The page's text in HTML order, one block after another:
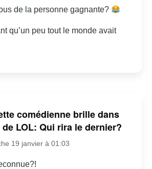
de la personne gagnante?
qu’un peu tout le monde avait
comédienne brille dans
LOL: Qui rira le dernier?
19 janvier à 01:03